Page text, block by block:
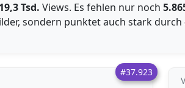
19,3 Tsd. Views. Es fehlen nur noch
sondern punktet auch stark durch
#37.923